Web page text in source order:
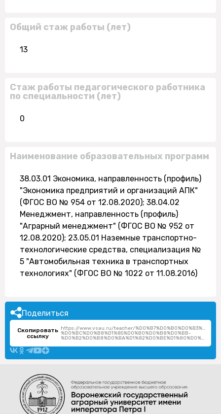
Общий стаж работы (лет)
13
Стаж работы педагогического работника
по специальности (лет)
0
Наименование образовательных программ
38.03.01 Экономика, направленность (профиль)
"Экономика предприятий и организаций АПК"
(ФГОС ВО № 954 от 12.08.2020); 38.04.02
Менеджмент, направленность (профиль)
"Аграрный менеджмент" (ФГОС ВО № 952 от
12.08.2020); 23.05.01 Наземные транспортно-
технологические средства, специализация №
5 "Автомобильная техника в транспортных
технологиях" (ФГОС ВО № 1022 от 11.08.2016)
Поделиться
Скопировать
ссылку
https://www.vsau.ru/teacher/
%D0%BC%D0%B8%D1%85%D0%B0%D0%B8%D0%BB-
%D0%B2%D0%B8%D0%BA%D1%82%D0%BE%D1%80%D0%BE%D0%B2%D0%B8%D1%87/